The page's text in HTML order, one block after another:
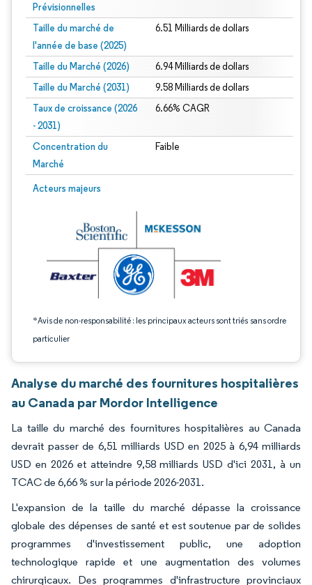
Prévisionnelles
Taille du marché de
l'année de base (2025)
6.51 Milliards de dollars
Taille du Marché (2026) 6.94 Milliards de dollars
Taille du Marché (2031) 9.58 Milliards de dollars
Taux de croissance (2026
- 2031)
6.66% CAGR
Concentration du
Marché
Faible
Acteurs majeurs
*Avis de non-responsabilité : les principaux acteurs sont triés sans ordre
particulier
Image © Mordor Intelligence. La réutilisation nécessite une attribution sous CC
Analyse du marché des fournitures hospitalières
au Canada par Mordor Intelligence
La taille du marché des fournitures hospitalières au Canada
devrait passer de 6,51 milliards USD en 2025 à 6,94 milliards
USD en 2026 et atteindre 9,58 milliards USD d'ici 2031, à un
TCAC de 6,66 % sur la période 2026-2031.
L'expansion de la taille du marché dépasse la croissance
globale des dépenses de santé et est soutenue par de solides
programmes d'investissement public, une adoption
technologique rapide et une augmentation des volumes
chirurgicaux. Des programmes d'infrastructure provinciaux